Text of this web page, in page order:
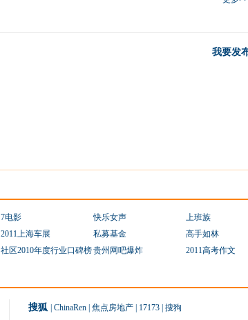
我要发
7电影 快乐女声 上班族
2011上海车展 私募基金 高手如林
社区2010年度行业口碑榜贵州网吧爆炸 2011高考作文
搜狐 ChinaRen 焦点房地产 17173 搜狗